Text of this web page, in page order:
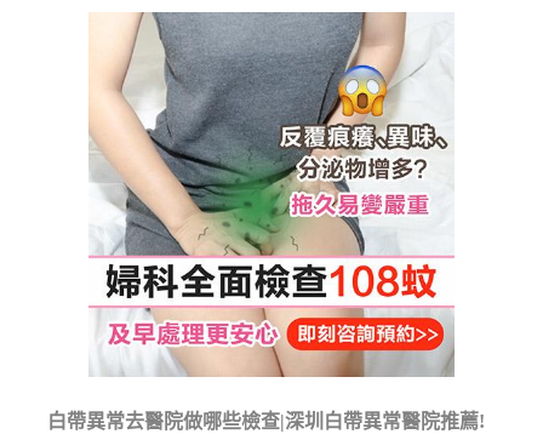
白帶異常去醫院做哪些檢查|深圳白帶異常醫院推薦!